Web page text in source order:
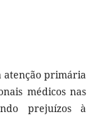
atenção primária
médicos nas
prejuízos à